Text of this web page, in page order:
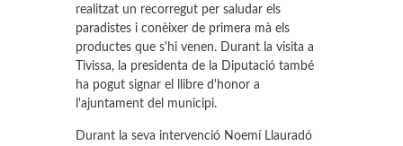
realitzat un recorregut per saludar els
paradistes i conèixer de primera mà els
productes que s'hi venen. Durant la visita a
Tivissa, la presidenta de la Diputació també
ha pogut signar el llibre d'honor a
l'ajuntament del municipi.
Durant la seva intervenció Noemí Llauradó